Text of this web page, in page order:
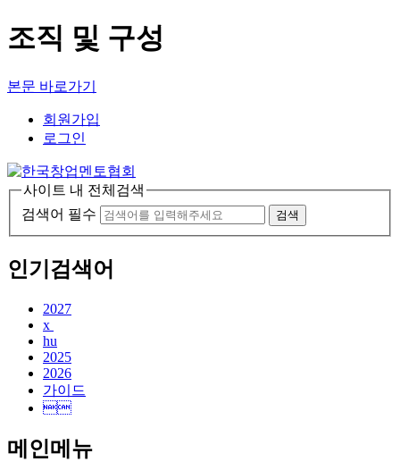
조직 및 구성
본문 바로가기
회원가입
로그인
사이트 내 전체검색
검색어 필수
검색
인기검색어
2027
x
hu
2025
2026
가이드

메인메뉴